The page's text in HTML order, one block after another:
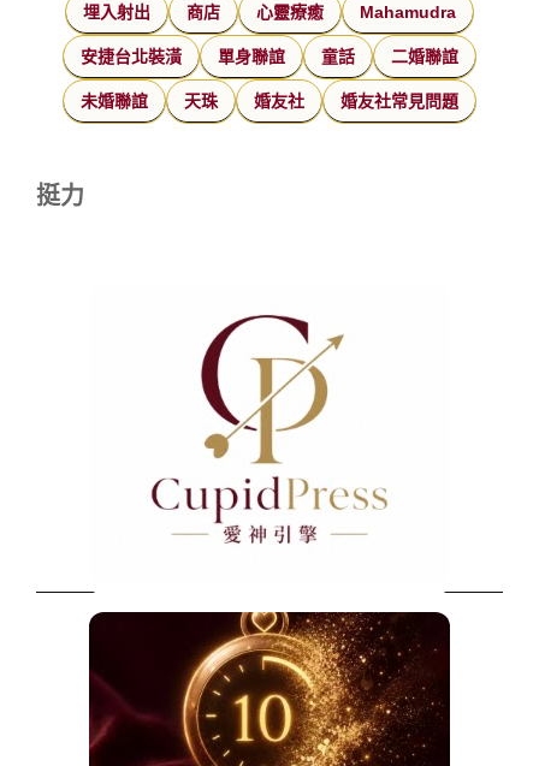
埋入射出 商店 心靈療癒 Mahamudra
安捷台北裝潢 單身聯誼 童話 二婚聯誼
未婚聯誼 天珠 婚友社 婚友社常見問題
挺力